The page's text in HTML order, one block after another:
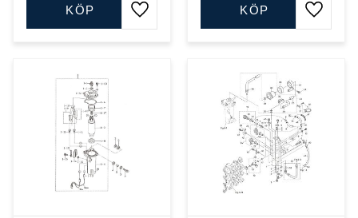
Lägg till i favoriter
KÖP
Lägg
KÖP